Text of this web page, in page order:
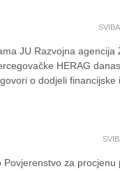
JU Razvojna agencija
HERAG
o dodjeli financijske
Povjerenstvo za procjenu